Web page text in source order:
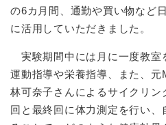
の6カ月間、通勤や買い物など
に活用していただきました。
実験期間中には月に一度教室
運動指導や栄養指導、また、
林可奈子さんによるサイクリン
回と最終回に体力測定を行い